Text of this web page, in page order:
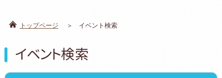
トップページ イベント検索
イベント検索